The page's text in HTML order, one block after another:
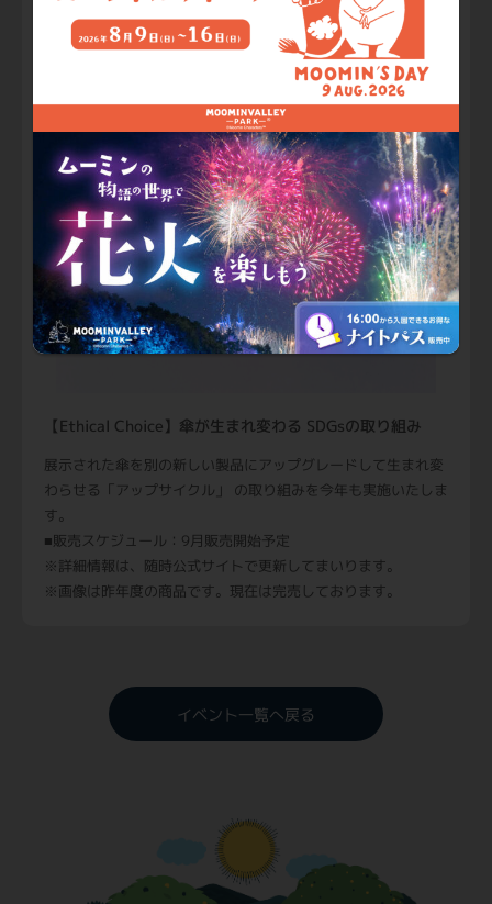
【GOODS】【SOLD OUT】スティックバウムクーヘン
「ムーミン谷とアンブレラ」のロゴが入った、一口サイズの食
■販売場所：はじまりの店、ムーミン谷の売店
【Ethical Choice】傘が生まれ変わる SDGsの取り組み
展示された傘を別の新しい製品にアップグレードして生まれ変
わらせる「アップサイクル」 の取り組みを今年も実施いたしま
す。
■販売スケジュール：9月販売開始予定
※詳細情報は、随時公式サイトで更新してまいります。
※画像は昨年度の商品です。現在は完売しております。
イベント一覧へ戻る